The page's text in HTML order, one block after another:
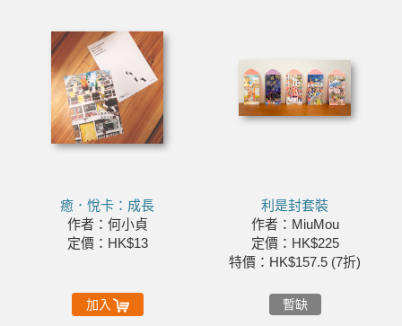
癒．悅卡：成長
作者：何小貞
定價：HK$13
加入
利是封套裝
作者：MiuMou
定價：HK$225
特價：HK$157.5 (7折)
暫缺